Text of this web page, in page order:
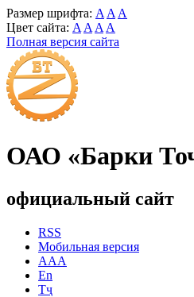
Размер шрифта: A A A
Цвет сайта: A A A A
Полная версия сайта
ОАО «Барки
официальный сайт
RSS
Мобильная версия
AAA
En
Тҷ